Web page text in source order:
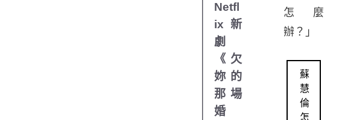
Netfl
ix新
劇
《欠
妳的
那場
婚
怎麼
辦？」
蘇
慧
倫
怎